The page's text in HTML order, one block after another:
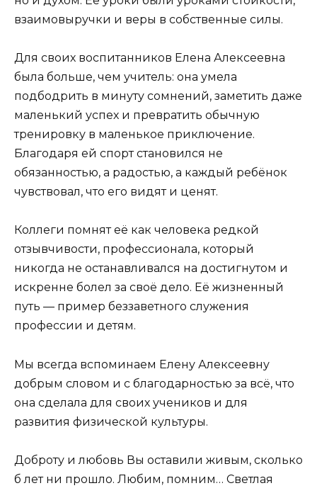
взаимовыручки и веры в собственные силы.
Для своих воспитанников Елена Алексеевна
была больше, чем учитель: она умела
подбодрить в минуту сомнений, заметить даже
маленький успех и превратить обычную
тренировку в маленькое приключение.
Благодаря ей спорт становился не
обязанностью, а радостью, а каждый ребёнок
чувствовал, что его видят и ценят.
Коллеги помнят её как человека редкой
отзывчивости, профессионала, который
никогда не останавливался на достигнутом и
искренне болел за своё дело. Её жизненный
путь — пример беззаветного служения
профессии и детям.
Мы всегда вспоминаем Елену Алексеевну
добрым словом и с благодарностью за всё, что
она сделала для своих учеников и для
развития физической культуры.
Доброту и любовь Вы оставили живым, сколько
б лет ни прошло. Любим, помним… Светлая